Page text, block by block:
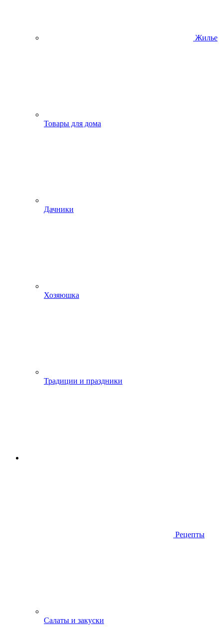
Жилье
Товары для дома
Дачники
Хозяюшка
Традиции и праздники
Рецепты
Салаты и закуски